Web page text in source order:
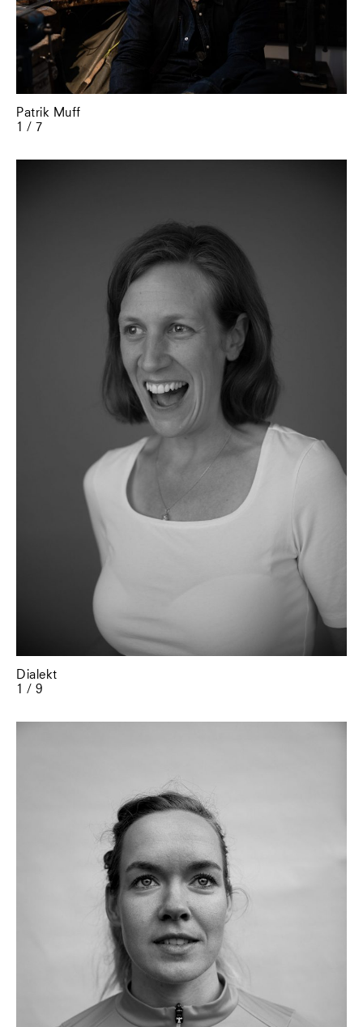
Patrik Muff
1 / 7
Dialekt
1 / 9